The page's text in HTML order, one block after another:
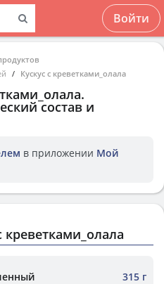
Войти
Кускус с креветками_олала
.
состав и
в приложении Мой
315 г